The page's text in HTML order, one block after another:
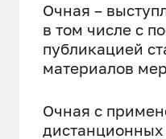
Очная –
в том числе с
публикацией
материалов
Очная с
дистанционных